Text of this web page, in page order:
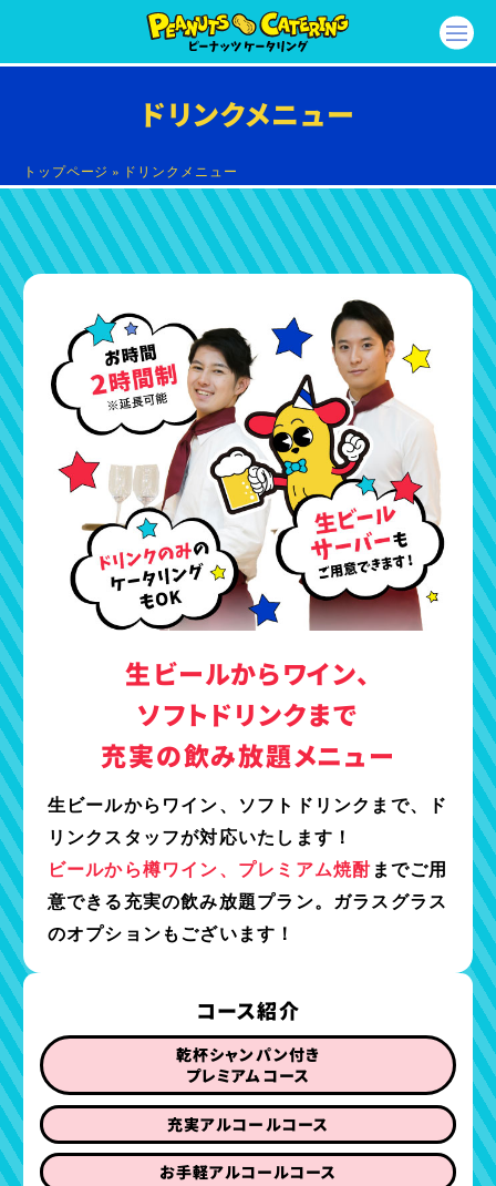
ドリンクメニュー
トップページ » ドリンクメニュー
生ビールからワイン、
ソフトドリンクまで
充実の飲み放題メニュー
生ビールからワイン、ソフトドリンクまで、ド
リンクスタッフが対応いたします！
ビールから樽ワイン、プレミアム焼酎までご用
意できる充実の飲み放題プラン。ガラスグラス
のオプションもございます！
コース紹介
乾杯シャンパン付き
プレミアムコース
充実アルコールコース
お手軽アルコールコース